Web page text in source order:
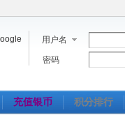
用户名
密码
充值银币 积分排行